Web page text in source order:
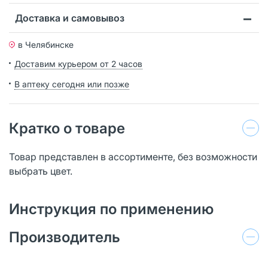
Доставка и самовывоз
в Челябинске
Доставим курьером от 2 часов
В аптеку сегодня или позже
Кратко о товаре
Товар представлен в ассортименте, без возможности
выбрать цвет.
Инструкция по применению
Производитель